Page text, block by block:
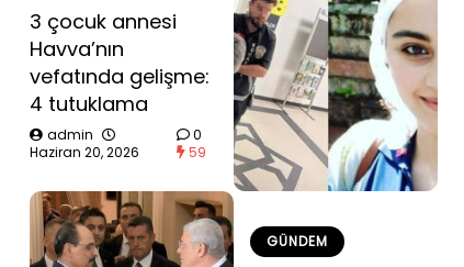
3 çocuk annesi
Havva’nın
vefatında gelişme:
4 tutuklama
admin
Haziran 20, 2026
0
59
GÜNDEM